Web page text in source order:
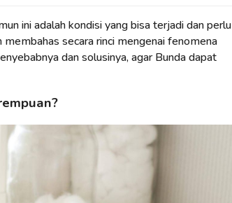
ini adalah kondisi yang bisa terjadi dan perlu
secara rinci mengenai fenomena
dan solusinya, agar Bunda dapat